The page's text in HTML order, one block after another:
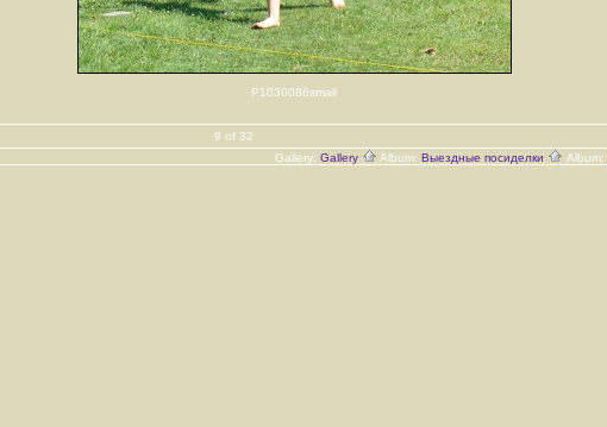
P1030086small
9 of 32
Gallery: Gallery Album: Выездные посиделки Album: